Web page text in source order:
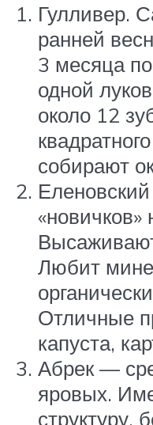
Гулливер.
ранней
3 месяца
одной
около 12
собирают
«новичков»
Любит
Отличные
капуста,
Абрек —
яровых.
структуру,